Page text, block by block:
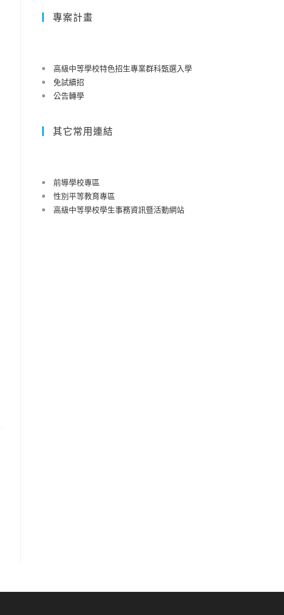
專案計畫
高級中等學校特色招生專業群科甄選入學
免試續招
公告轉學
其它常用連結
前導學校專區
性別平等教育專區
高級中等學校學生事務資訊暨活動網站